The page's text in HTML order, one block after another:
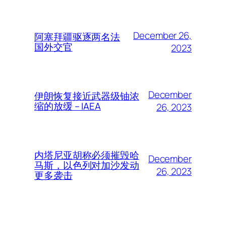
阿塞拜疆驱逐两名法
国外交官
December 26,
2023
伊朗恢复接近武器级铀浓
缩的放缓 – IAEA
December
26, 2023
内塔尼亚胡称必须摧毁哈
马斯，以色列对加沙发动
更多袭击
December
26, 2023